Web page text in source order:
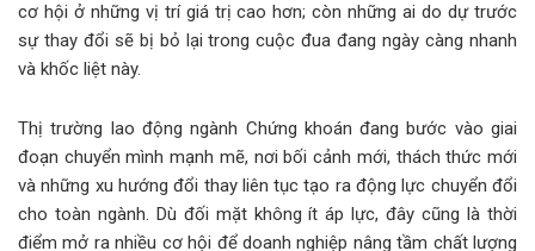
cơ hội ở những vị trí giá trị cao hơn; còn những ai do dự trước
sự thay đổi sẽ bị bỏ lại trong cuộc đua đang ngày càng nhanh
và khốc liệt này.
Thị trường lao động ngành Chứng khoán đang bước vào giai
đoạn chuyển mình mạnh mẽ, nơi bối cảnh mới, thách thức mới
và những xu hướng đổi thay liên tục tạo ra động lực chuyển đổi
cho toàn ngành. Dù đối mặt không ít áp lực, đây cũng là thời
điểm mở ra nhiều cơ hội để doanh nghiệp nâng tầm chất lượng